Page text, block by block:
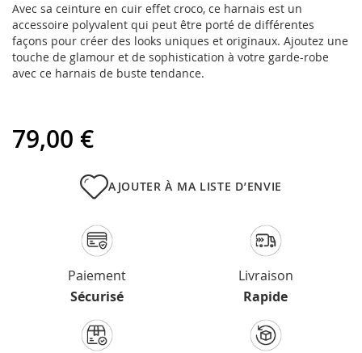
Avec sa ceinture en cuir effet croco, ce harnais est un
accessoire polyvalent qui peut être porté de différentes
façons pour créer des looks uniques et originaux. Ajoutez une
touche de glamour et de sophistication à votre garde-robe
avec ce harnais de buste tendance.
79,00 €
AJOUTER À MA LISTE D’ENVIE
Paiement
Sécurisé
Livraison
Rapide